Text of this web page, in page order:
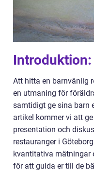
Introduktion:
Att hitta en barnvänlig
en utmaning för
samtidigt ge sina barn
artikel kommer vi att
presentation och
restauranger i
kvantitativa mätningar
för att guida er till de